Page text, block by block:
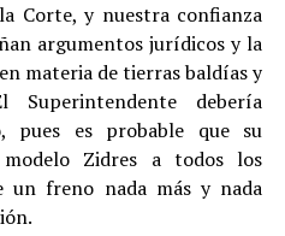
Corte, y nuestra confianza
argumentos jurídicos y la
materia de tierras baldías y
Superintendente debería
pues es probable que su
Zidres a todos los
un freno nada más y nada